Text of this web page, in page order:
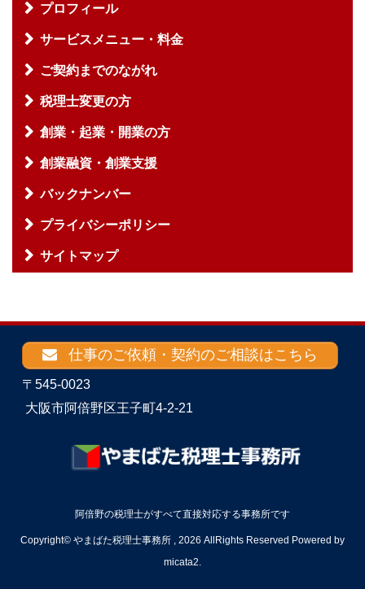
プロフィール
サービスメニュー・料金
ご契約までのながれ
税理士変更の方
創業・起業・開業の方
創業融資・創業支援
バックナンバー
プライバシーポリシー
サイトマップ
仕事のご依頼・契約のご相談はこちら
〒545-0023
大阪市阿倍野区王子町4-2-21
阿倍野の税理士がすべて直接対応する事務所です
Copyright© やまばた税理士事務所 , 2026 AllRights Reserved Powered by
micata2.